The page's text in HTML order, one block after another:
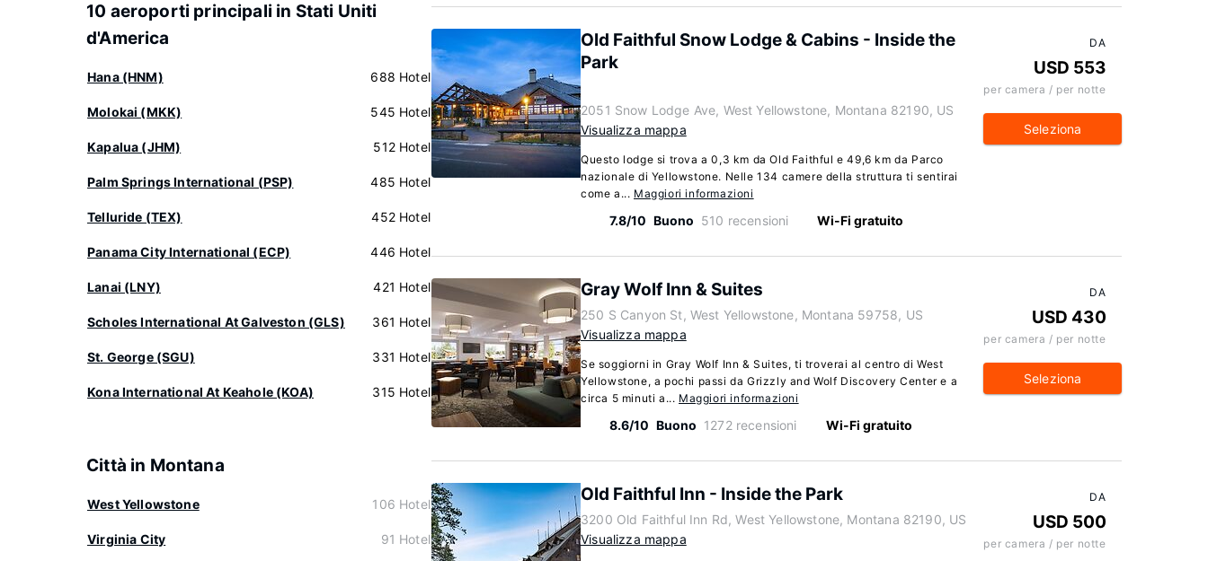
10 aeroporti principali in Stati Uniti
d'America
Hana (HNM) 688 Hotel
Molokai (MKK) 545 Hotel
Kapalua (JHM) 512 Hotel
Palm Springs International (PSP) 485 Hotel
Telluride (TEX) 452 Hotel
Panama City International (ECP) 446 Hotel
Lanai (LNY) 421 Hotel
Scholes International At Galveston (GLS) 361 Hotel
St. George (SGU) 331 Hotel
Kona International At Keahole (KOA) 315 Hotel
Città in Montana
West Yellowstone 106 Hotel
Virginia City 91 Hotel
Old Faithful Snow Lodge & Cabins - Inside the
Park
2051 Snow Lodge Ave, West Yellowstone, Montana 82190, US
Visualizza mappa
Questo lodge si trova a 0,3 km da Old Faithful e 49,6 km da Parco
nazionale di Yellowstone. Nelle 134 camere della struttura ti sentirai
come a... Maggiori informazioni
7.8/10 Buono 510 recensioni Wi-Fi gratuito
DA
USD 553
per camera / per notte
Seleziona
Gray Wolf Inn & Suites
250 S Canyon St, West Yellowstone, Montana 59758, US
Visualizza mappa
Se soggiorni in Gray Wolf Inn & Suites, ti troverai al centro di West
Yellowstone, a pochi passi da Grizzly and Wolf Discovery Center e a
circa 5 minuti a... Maggiori informazioni
8.6/10 Buono 1272 recensioni Wi-Fi gratuito
DA
USD 430
per camera / per notte
Seleziona
Old Faithful Inn - Inside the Park
3200 Old Faithful Inn Rd, West Yellowstone, Montana 82190, US
Visualizza mappa
DA
USD 500
per camera / per notte